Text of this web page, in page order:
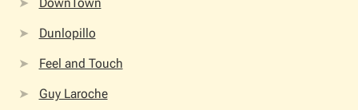
DownTown
Dunlopillo
Feel and Touch
Guy Laroche